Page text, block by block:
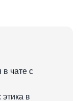
чате с
в